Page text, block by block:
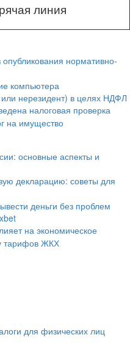
линия
нормативно-
компьютера
или нерезидент) в целях НДФЛ
налоговая проверка
на имущество
основные аспекты и
декларацию: советы для
деньги без проблем
на экономическое
тарифов ЖКХ
для физических лиц